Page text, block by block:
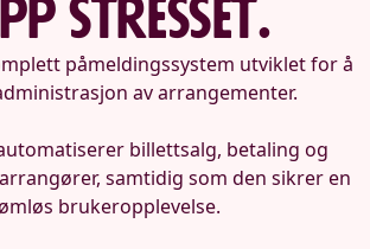
stresset.
påmeldingssystem utviklet for å
av arrangementer.
billettsalg, betaling og
samtidig som den sikrer en
brukeropplevelse.